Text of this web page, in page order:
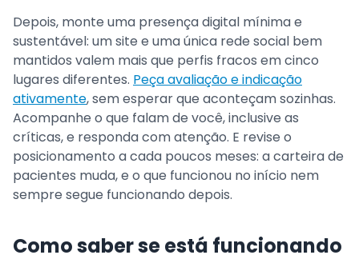
Depois, monte uma presença digital mínima e
sustentável: um site e uma única rede social bem
mantidos valem mais que perfis fracos em cinco
lugares diferentes. Peça avaliação e indicação
ativamente, sem esperar que aconteçam sozinhas.
Acompanhe o que falam de você, inclusive as
críticas, e responda com atenção. E revise o
posicionamento a cada poucos meses: a carteira de
pacientes muda, e o que funcionou no início nem
sempre segue funcionando depois.
Como saber se está funcionando